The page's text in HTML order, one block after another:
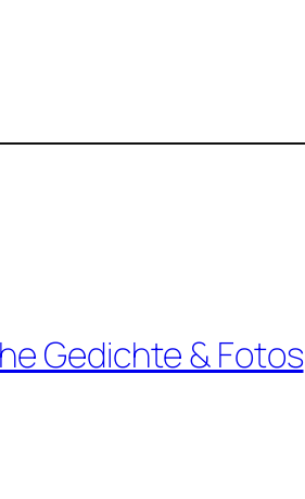
Gedichte & Fotos